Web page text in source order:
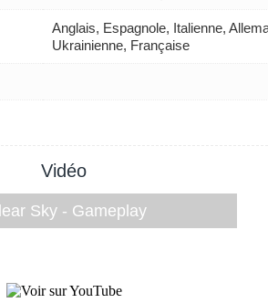
Anglais, Espagnole, Italienne,
Ukrainienne, Française
Vidéo
Sky - Gameplay